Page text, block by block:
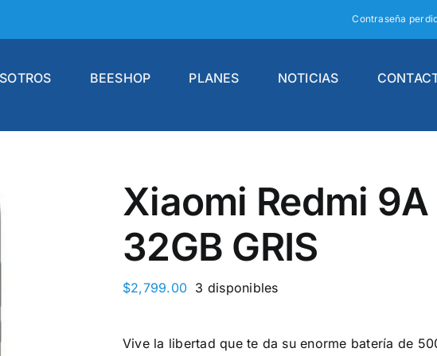
Contraseña
BEESHOP PLANES NOTICIAS
Xiaomi Redmi 9A
32GB GRIS
$2,799.00 3 disponibles
Vive la libertad que te da su enorme batería de